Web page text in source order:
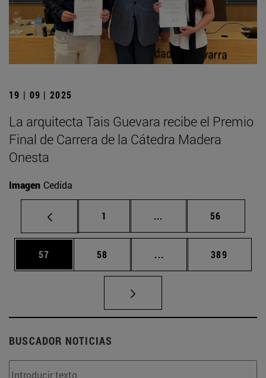
19 | 09 | 2025
La arquitecta Tais Guevara recibe el Premio
Final de Carrera de la Cátedra Madera
Onesta
Imagen Cedida
Página
1 ... Páginas intermedias
Página
56
Página
57 Página
58 ... Páginas intermedias
Página
389
BUSCADOR NOTICIAS